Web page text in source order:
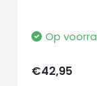
Op
€42,95